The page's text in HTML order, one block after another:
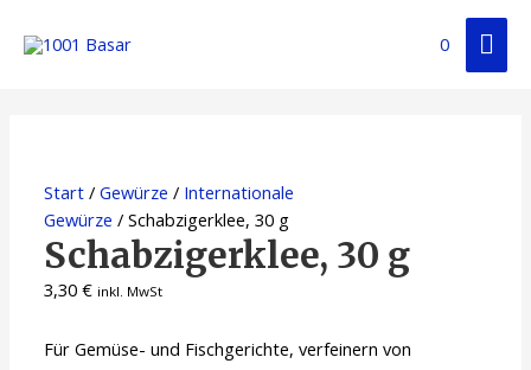
Inhalt
0
Start /Gewürze / Internationale
Gewürze / Schabzigerklee, 30 g
Schabzigerklee, 30 g
3,30€ inkl. MwSt
Für Gemüse- und Fischgerichte, verfeinern von